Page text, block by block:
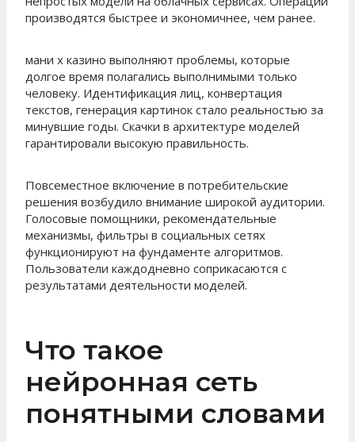
производятся быстрее и экономичнее, чем ранее.
мани х казино выполняют проблемы, которые
долгое время полагались выполнимыми только
человеку. Идентификация лиц, конвертация
текстов, генерация картинок стало реальностью за
минувшие годы. Скачки в архитектуре моделей
гарантировали высокую правильность.
Повсеместное включение в потребительские
решения возбудило внимание широкой аудитории.
Голосовые помощники, рекомендательные
механизмы, фильтры в социальных сетях
функционируют на фундаменте алгоритмов.
Пользователи каждодневно соприкасаются с
результатами деятельности моделей.
Что такое
нейронная сеть
понятными словами